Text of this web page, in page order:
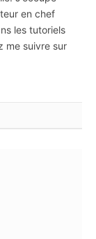
en chef
les tutoriels
me suivre sur